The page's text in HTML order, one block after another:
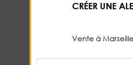
CRÉER UNE
Vente à